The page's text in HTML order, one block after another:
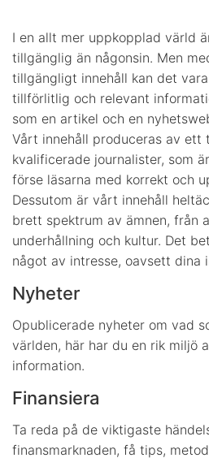
I en allt mer uppkopplad värld
tillgänglig än någonsin. Men
tillgängligt innehåll kan det
tillförlitlig och relevant
som en artikel och en
Vårt innehåll produceras av ett
kvalificerade journalister, som
förse läsarna med korrekt och
Dessutom är vårt innehåll
brett spektrum av ämnen, från
underhållning och kultur. Det
något av intresse, oavsett dina
Nyheter
Opublicerade nyheter om vad
världen, här har du en rik miljö
information.
Finansiera
Ta reda på de viktigaste
finansmarknaden, få tips,